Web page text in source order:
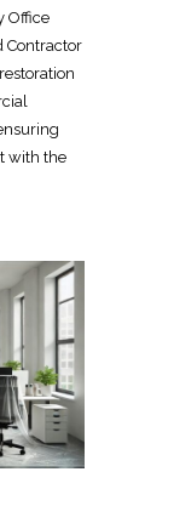
Office
Contractor
with the